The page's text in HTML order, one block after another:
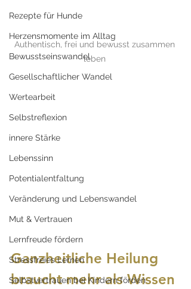
Rezepte für Hunde
Herzensmomente im Alltag
Bewusstseinswandel
Gesellschaftlicher Wandel
Wertearbeit
Selbstreflexion
innere Stärke
Lebenssinn
Potentialentfaltung
Veränderung und Lebenswandel
Mut & Vertrauen
Lernfreude fördern
Stressfreies Lernen
Selbstvertrauen bei Kindern förden
Authentisch, frei und bewusst zusammen
leben
Ganzheitliche Heilung
braucht mehr als Wissen